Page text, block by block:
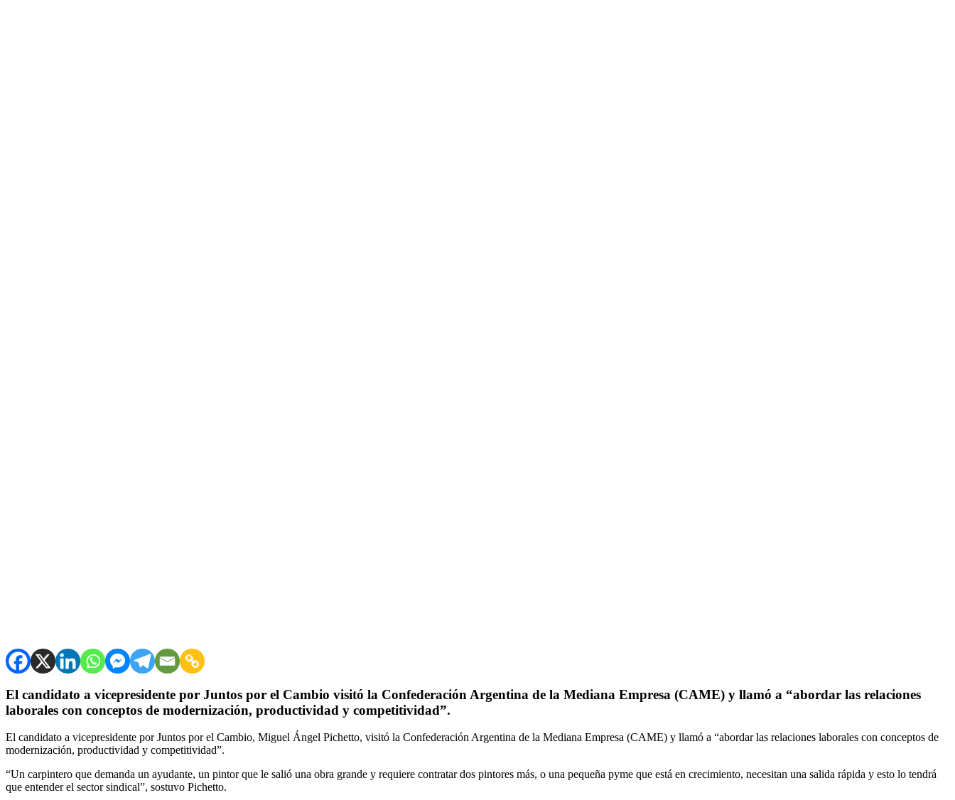
El candidato a vicepresidente por Juntos por el Cambio visitó la Confederación Argentina de la Mediana Empresa (CAME) y llamó a “abordar las relaciones
laborales con conceptos de modernización, productividad y competitividad”.
El candidato a vicepresidente por Juntos por el Cambio, Miguel Ángel Pichetto, visitó la Confederación Argentina de la Mediana Empresa (CAME) y llamó a “abordar las relaciones laborales con conceptos de
modernización, productividad y competitividad”.
“Un carpintero que demanda un ayudante, un pintor que le salió una obra grande y requiere contratar dos pintores más, o una pequeña pyme que está en crecimiento, necesitan una salida rápida y esto lo tendrá
que entender el sector sindical”, sostuvo Pichetto.